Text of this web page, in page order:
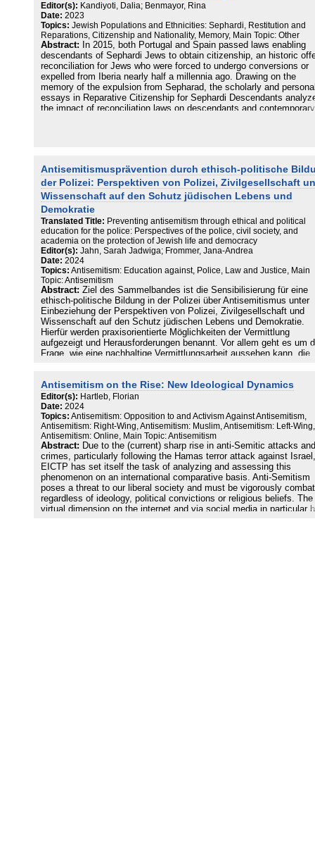
Editor(s): Kandiyoti, Dalia; Benmayor, Rina
Date: 2023
Topics: Jewish Populations and Ethnicities: Sephardi, Restitution and
Reparations, Citizenship and Nationality, Memory, Main Topic: Other
Abstract:
In 2015, both Portugal and Spain passed laws enabling
descendants of Sephardi Jews to obtain citizenship, an historic
reconciliation for Jews who were forced to undergo conversions or
expelled from Iberia nearly half a millennia ago. Drawing on the
memory of the expulsion from Sepharad, the scholarly and
essays in Reparative Citizenship for Sephardi Descendants
the impact of reconciliation laws on descendants and contemporary
Antisemitismusprävention durch ethisch-politische
der Polizei: Perspektiven von Polizei, Zivilgesellschaft
Wissenschaft auf den Schutz jüdischen Lebens und
Demokratie
Translated Title: Preventing antisemitism through ethical and political
education for the police: Perspectives of the police, civil society, and
academia on the protection of Jewish life and democracy
Editor(s): Jahn, Sarah Jadwiga; Frommer, Jana-Andrea
Date: 2024
Topics: Antisemitism: Education against, Police, Law and Justice, Main
Topic: Antisemitism
Abstract: Ziel des Sammelbandes ist die Sensibilisierung für eine
ethisch-politische Bildung in der Polizei über Antisemitismus unter
Einbeziehung der Perspektiven von Polizei, Zivilgesellschaft und
Wissenschaft auf den Schutz jüdischen Lebens und Demokratie.
Hierfür werden praxisorientierte Möglichkeiten der Vermittlung
aufgezeigt und Herausforderungen benannt. Vor allem geht es um
Frage, wie eine nachhaltige Vermittlungsarbeit aussehen kann, die
Ausgangspunkt hierfür ist die Ambiguitätstoleranz als notwendige
zentrale Fähigkeit der Lehrperson, Grundlage der Konzeption und
Vermittlung in der Bildungsarbeit sowie als Kompetenzziel in der
polizeilichen Bildung. Eine Möglichkeit zur Förderung dieser
Kompetenz sowie zur Ausbildung der Fähigkeit demokratisch
ausgerichteter Urteils- und Entscheidungsfindung besteht im
eines professionellen Verständnisses von Empathie.
Antisemitism on the Rise: New Ideological Dynamics
Editor(s): Hartleb, Florian
Date: 2024
Topics: Antisemitism: Opposition to and Activism Against Antisemitism,
Antisemitism: Right-Wing, Antisemitism: Muslim, Antisemitism: Left-Wing,
Antisemitism: Online, Main Topic: Antisemitism
Abstract: Due to the (current) sharp rise in anti-Semitic attacks and
crimes, particularly following the Hamas terror attack against
EICTP has set itself the task of analyzing and assessing this
phenomenon on an international comparative basis. Anti-Semitism
poses a threat to our liberal society and must be vigorously
regardless of ideology, political convictions or religious beliefs. The
virtual dimension on the internet and via social media in particular